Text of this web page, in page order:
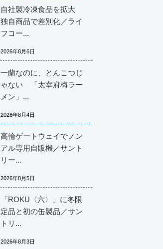
自社製冷凍食品を拡大
独自商品で差別化／ライ
フコー...
2026年8月6日
一蘭なのに、とんこつじ
ゃない 「太宰府梅ラー
メン」...
2026年8月4日
高輪ゲートウェイでノン
アル専用自販機／サント
リー...
2026年8月5日
「ROKU〈六〉」に冬限
定品と初の缶製品／サン
トリ...
2026年8月3日